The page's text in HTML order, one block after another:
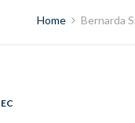
Home Bernarda